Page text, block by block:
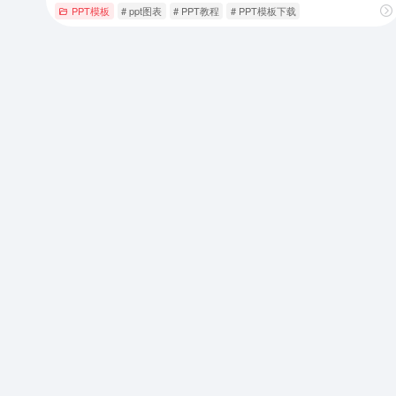
PPT模板 # ppt图表 # PPT教程 # PPT模板下载